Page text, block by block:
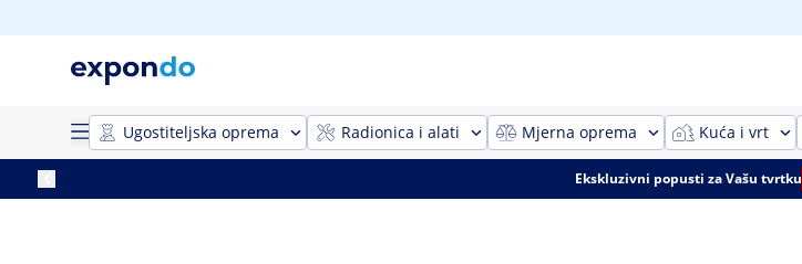
Ugostiteljska oprema Radionica i alati Mjerna oprema Kuća i vrt
Ekskluzivni popusti za Vašu tvrtku